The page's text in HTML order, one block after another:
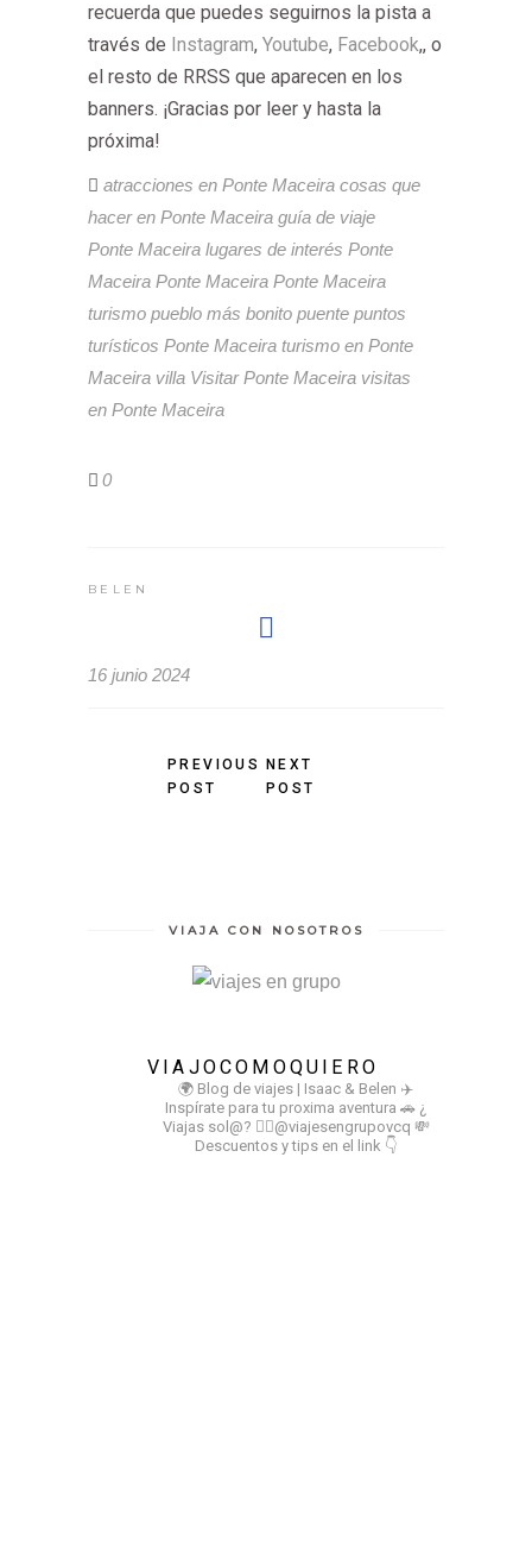
recuerda que puedes seguirnos la pista a
través de Instagram, Youtube, Facebook,, o
el resto de RRSS que aparecen en los
banners. ¡Gracias por leer y hasta la
próxima!
atracciones en Ponte Maceira cosas que
hacer en Ponte Maceira guía de viaje
Ponte Maceira lugares de interés Ponte
Maceira Ponte Maceira Ponte Maceira
turismo pueblo más bonito puente puntos
turísticos Ponte Maceira turismo en Ponte
Maceira villa Visitar Ponte Maceira visitas
en Ponte Maceira
0
BELEN
16 junio 2024
PREVIOUS
POST
NEXT
POST
VIAJA CON NOSOTROS
VIAJOCOMOQUIERO
🌍 Blog de viajes | Isaac & Belen ✈️
Inspírate para tu proxima aventura 🚗 ¿
Viajas sol@? 👉🏻@viajesengrupovcq 💸
Descuentos y tips en el link 👇